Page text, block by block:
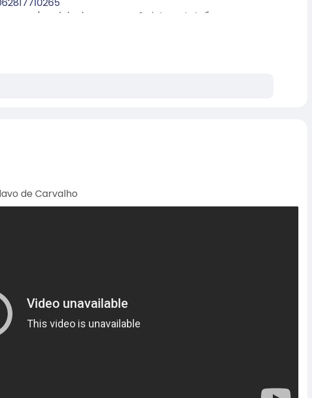
como 'modelo de cooperação interestatal'.
Trump durante comício em Ohio.
20
de Carvalho